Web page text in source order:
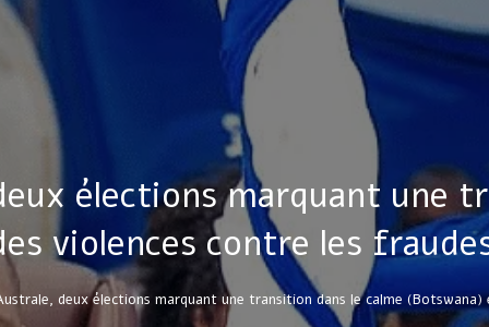
élections marquant une
violences contre les
deux élections marquant une transition dans le calme